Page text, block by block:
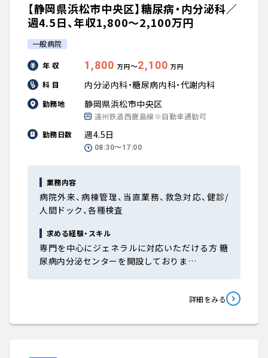
【静岡県浜松市中央区】糖尿病・内分泌科／
週4.5日、年収1,800〜2,100万円
一般病院
年 収 1,800 万円〜2,100 万円
科 目 内分泌内科・糖尿病内科・代謝内科
勤務地 静岡県浜松市中央区
遠州鉄道西鹿島線※自動車通勤可
勤務日数
週4.5日
08:30〜17:00
業務内容
病院外来、病棟管理、当直業務、救急対応、健診/
人間ドック、各種検査
求める経験・スキル
専門を中心にジェネラルに対応いただける方 糖
尿病内分泌センターを開設しておりま…
詳細をみる